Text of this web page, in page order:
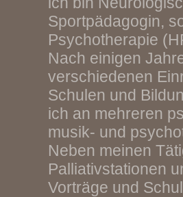
Sportpädagogin,
Psychotherapie
Nach einigen
verschiedenen
Schulen und
ich an mehreren
musik- und
Neben meinen
Palliativstationen
Vorträge und